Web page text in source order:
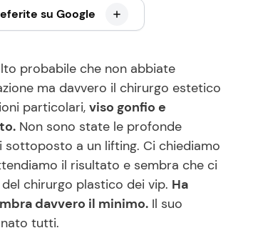
su Google
probabile che non abbiate
ma davvero il chirurgo estetico
particolari, viso gonfio e
Non sono state le profonde
sottoposto a un lifting. Ci chiediamo
il risultato e sembra che ci
chirurgo plastico dei vip. Ha
davvero il minimo. Il suo
tutti.